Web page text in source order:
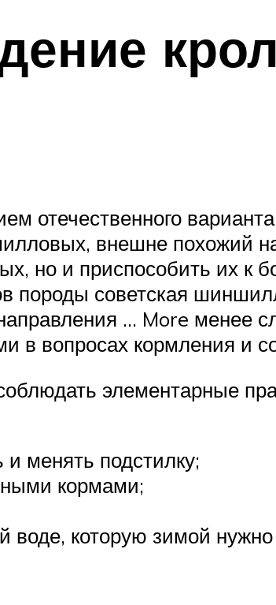
отечественного
внешне похожий
но и приспособить их к
породы советская
… More менее
в вопросах кормления и
элементарные
и менять подстилку;
кормами;
которую зимой нужно